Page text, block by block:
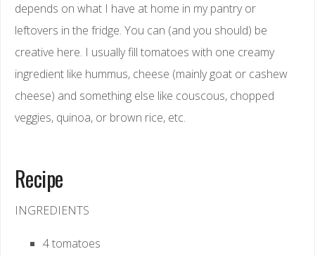
depends on what I have at home in my pantry or
leftovers in the fridge. You can (and you should) be
creative here. I usually fill tomatoes with one creamy
ingredient like hummus, cheese (mainly goat or cashew
cheese) and something else like couscous, chopped
veggies, quinoa, or brown rice, etc.
Recipe
INGREDIENTS
4 tomatoes